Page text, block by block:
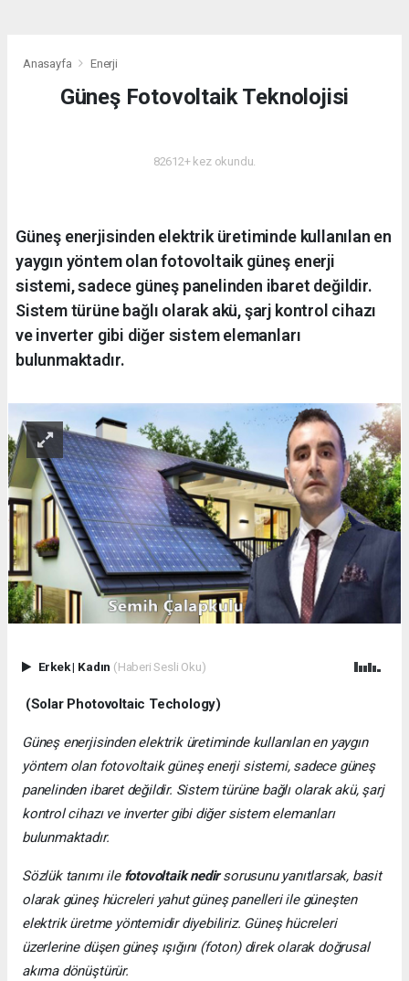
Anasayfa Enerji
Güneş Fotovoltaik Teknolojisi
82612+ kez okundu.
Güneş enerjisinden elektrik üretiminde kullanılan en
yaygın yöntem olan fotovoltaik güneş enerji
sistemi, sadece güneş panelinden ibaret değildir.
Sistem türüne bağlı olarak akü, şarj kontrol cihazı
ve inverter gibi diğer sistem elemanları
bulunmaktadır.
Erkek| Kadın (Haberi Sesli Oku)
(Solar Photovoltaic Techology)
Güneş enerjisinden elektrik üretiminde kullanılan en yaygın
yöntem olan fotovoltaik güneş enerji sistemi, sadece güneş
panelinden ibaret değildir. Sistem türüne bağlı olarak akü, şarj
kontrol cihazı ve inverter gibi diğer sistem elemanları
bulunmaktadır.
Sözlük tanımı ile fotovoltaik nedirsorusunu yanıtlarsak, basit
olarak güneş hücreleri yahut güneş panelleri ile güneşten
elektrik üretme yöntemidir diyebiliriz. Güneş hücreleri
üzerlerine düşen güneş ışığını (foton) direk olarak doğrusal
akıma dönüştürür.